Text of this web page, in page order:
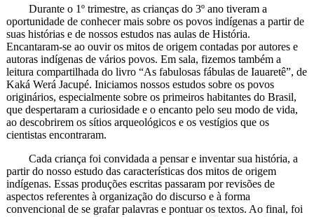
Durante o 1º trimestre, as crianças do 3º ano tiveram a
oportunidade de conhecer mais sobre os povos indígenas a partir de
suas histórias e de nossos estudos nas aulas de História.
Encantaram-se ao ouvir os mitos de origem contadas por autores e
autoras indígenas de vários povos. Em sala, fizemos também a
leitura compartilhada do livro “As fabulosas fábulas de Iauaretê”, de
Kaká Werá Jacupé. Iniciamos nossos estudos sobre os povos
originários, especialmente sobre os primeiros habitantes do Brasil,
que despertaram a curiosidade e o encanto pelo seu modo de vida,
ao descobrirem os sítios arqueológicos e os vestígios que os
cientistas encontraram.
Cada criança foi convidada a pensar e inventar sua história, a
partir do nosso estudo das características dos mitos de origem
indígenas. Essas produções escritas passaram por revisões de
aspectos referentes à organização do discurso e à forma
convencional de se grafar palavras e pontuar os textos. Ao final, foi